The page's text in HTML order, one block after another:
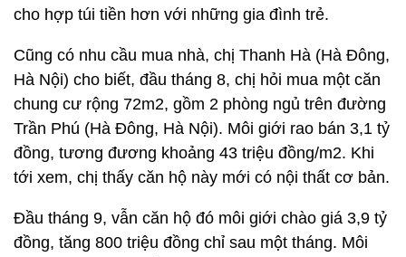
cho hợp túi tiền hơn với những gia đình trẻ.
Cũng có nhu cầu mua nhà, chị Thanh Hà (Hà Đông,
Hà Nội) cho biết, đầu tháng 8, chị hỏi mua một căn
chung cư rộng 72m2, gồm 2 phòng ngủ trên đường
Trần Phú (Hà Đông, Hà Nội). Môi giới rao bán 3,1 tỷ
đồng, tương đương khoảng 43 triệu đồng/m2. Khi
tới xem, chị thấy căn hộ này mới có nội thất cơ bản.
Đầu tháng 9, vẫn căn hộ đó môi giới chào giá 3,9 tỷ
đồng, tăng 800 triệu đồng chỉ sau một tháng. Môi